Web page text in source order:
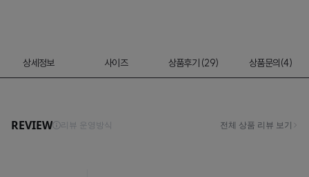
상세정보 사이즈 상품후기 (29) 상품문의(4)